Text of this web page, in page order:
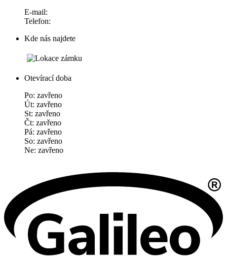
E-mail:
Telefon:
Kde nás najdete
Otevírací doba
Po: zavřeno
Út: zavřeno
St: zavřeno
Čt: zavřeno
Pá: zavřeno
So: zavřeno
Ne: zavřeno